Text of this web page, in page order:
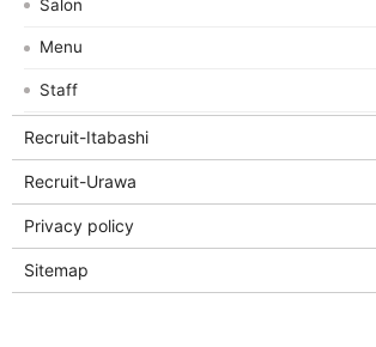
Salon
Menu
Staff
Recruit-Itabashi
Recruit-Urawa
Privacy policy
Sitemap